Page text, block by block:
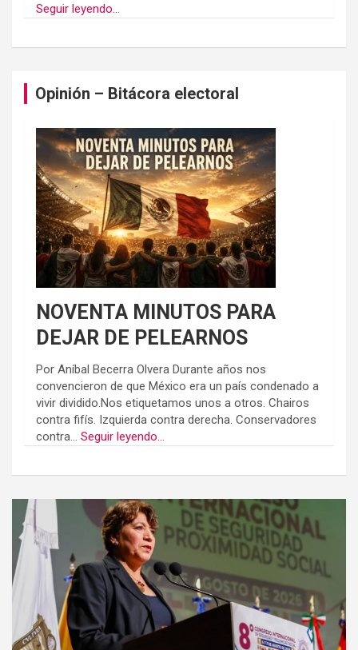
Seguir leyendo...
Opinión – Bitácora electoral
NOVENTA MINUTOS PARA
DEJAR DE PELEARNOS
Por Aníbal Becerra Olvera Durante años nos
convencieron de que México era un país condenado a
vivir dividido.Nos etiquetamos unos a otros. Chairos
contra fifís. Izquierda contra derecha. Conservadores
contra... Seguir leyendo...